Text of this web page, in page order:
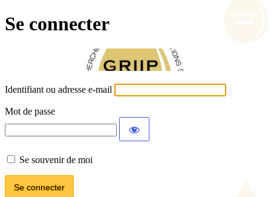
Se connecter
Identifiant ou adresse e-mail
Mot de passe
Se souvenir de moi